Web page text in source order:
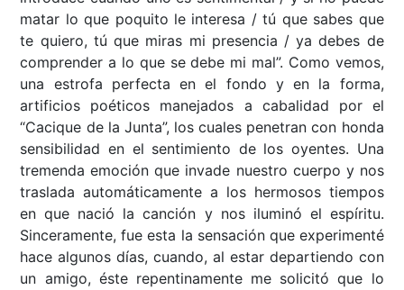
matar lo que poquito le interesa / tú que sabes que
te quiero, tú que miras mi presencia / ya debes de
comprender a lo que se debe mi mal”. Como vemos,
una estrofa perfecta en el fondo y en la forma,
artificios poéticos manejados a cabalidad por el
“Cacique de la Junta”, los cuales penetran con honda
sensibilidad en el sentimiento de los oyentes. Una
tremenda emoción que invade nuestro cuerpo y nos
traslada automáticamente a los hermosos tiempos
en que nació la canción y nos iluminó el espíritu.
Sinceramente, fue esta la sensación que experimenté
hace algunos días, cuando, al estar departiendo con
un amigo, éste repentinamente me solicitó que lo